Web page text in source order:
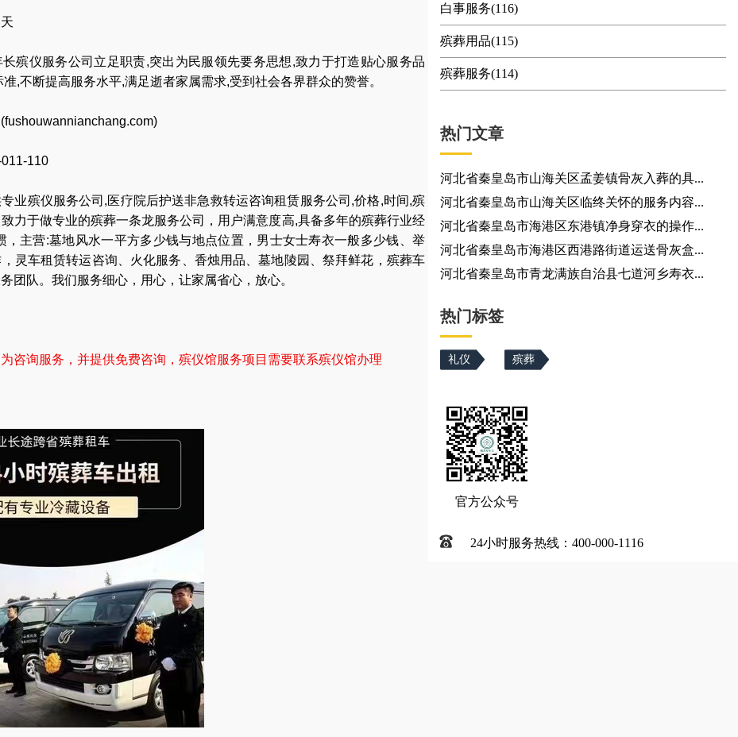
殡仪服务公司立足职责,突出为民服领先要务思想,致力于打造贴心服务品
,不断提高服务水平,满足逝者家属需求,受到社会各界群众的赞誉。
fushouwannianchang.com)
110
业殡仪服务公司 ,医疗院后护送非急救转运咨询租赁服务公司 ,价格,时间,殡
力于做专业的殡葬一条龙服务公司
，用户满意度高,具备多年的殡葬行业经
，主营:墓地风水一平方多少钱与地点位置 ， 男士女士寿衣一般多少钱 、举
， 灵车租赁转运咨询 火化服务 香烛用品 、墓地陵园 、祭拜鲜花 ， 殡葬车
团队 。我们服务细心，用心，让家属省心，放心。
咨询服务，并提供免费咨询，殡仪馆服务项目需要联系殡仪馆办理
白事服务(116)
殡葬用品(115)
殡葬服务(114)
热门文章
河北省秦皇岛市山海关区孟姜镇骨灰入葬的具...
河北省秦皇岛市山海关区临终关怀的服务内容...
河北省秦皇岛市海港区东港镇净身穿衣的操作...
河北省秦皇岛市海港区西港路街道运送骨灰盒...
河北省秦皇岛市青龙满族自治县七道河乡寿衣...
热门标签
礼仪 殡葬
官方公众号
24小时服务热线：400-000-1116